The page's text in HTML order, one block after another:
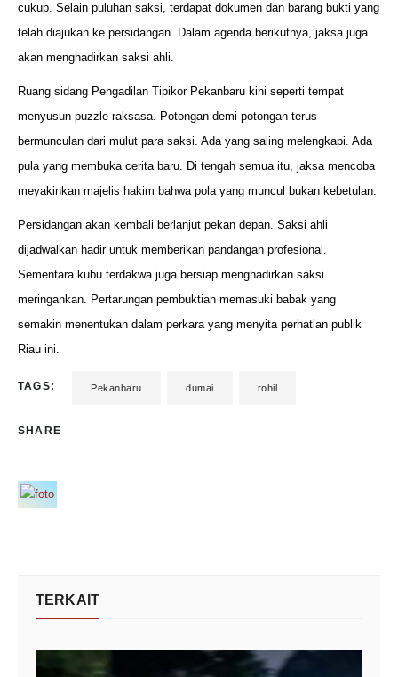
cukup. Selain puluhan saksi, terdapat dokumen dan barang bukti yang
telah diajukan ke persidangan. Dalam agenda berikutnya, jaksa juga
akan menghadirkan saksi ahli.
Ruang sidang Pengadilan Tipikor Pekanbaru kini seperti tempat
menyusun puzzle raksasa. Potongan demi potongan terus
bermunculan dari mulut para saksi. Ada yang saling melengkapi. Ada
pula yang membuka cerita baru. Di tengah semua itu, jaksa mencoba
meyakinkan majelis hakim bahwa pola yang muncul bukan kebetulan.
Persidangan akan kembali berlanjut pekan depan. Saksi ahli
dijadwalkan hadir untuk memberikan pandangan profesional.
Sementara kubu terdakwa juga bersiap menghadirkan saksi
meringankan. Pertarungan pembuktian memasuki babak yang
semakin menentukan dalam perkara yang menyita perhatian publik
Riau ini.
TAGS: Pekanbaru dumai rohil
SHARE
TERKAIT